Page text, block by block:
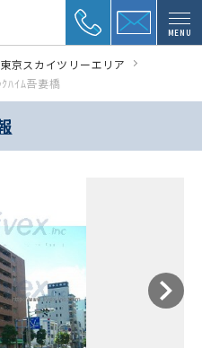
MENU
京スカイツリーエリア
ｸﾊｲﾑ吾妻橋